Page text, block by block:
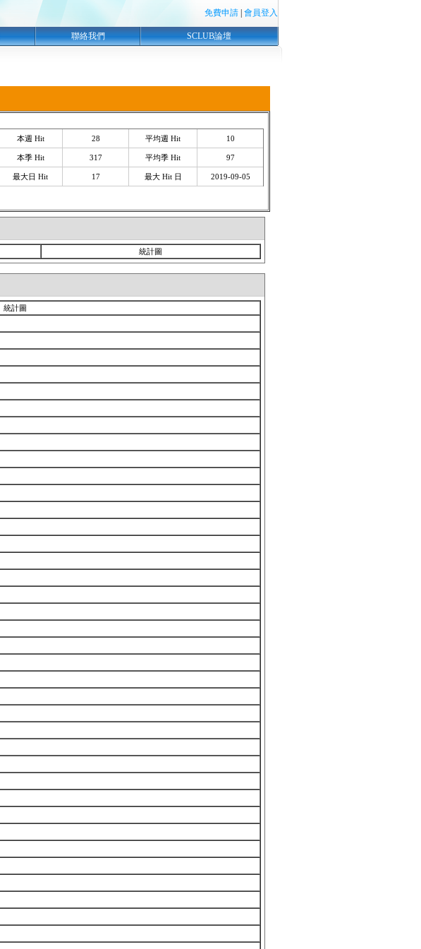
免費申請 會員登入
聯絡我們 SCLUB論壇
本週 Hit 28 平均週 Hit 10
本季 Hit 317 平均季 Hit 97
最大日 Hit 17 最大 Hit 日 2019-09-05
統計圖
統計圖